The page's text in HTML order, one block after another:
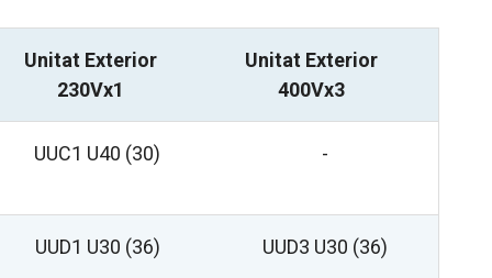
Unitat Exterior
230Vx1
Unitat Exterior
400Vx3
UUC1 U40 (30) -
UUD1 U30 (36) UUD3 U30 (36)